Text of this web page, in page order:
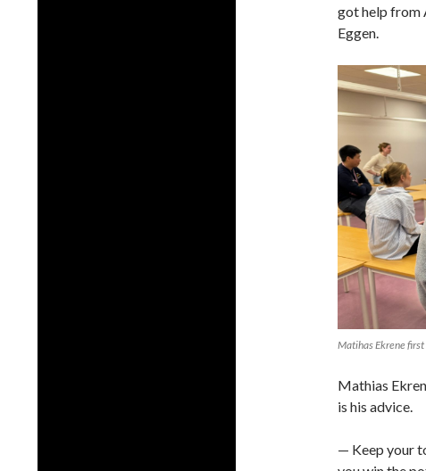
got help from
Eggen.
Matihas Ekrene
Mathias
is his advice.
— Keep your